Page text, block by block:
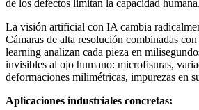
de los defectos limitan la capacidad humana.
La visión artificial con IA cambia
Cámaras de alta resolución combinadas
learning analizan cada pieza en
invisibles al ojo humano: microfisuras,
deformaciones milimétricas, impurezas en
Aplicaciones industriales concretas: